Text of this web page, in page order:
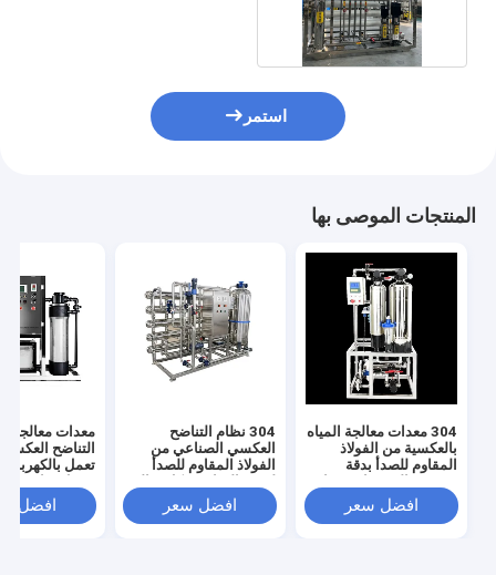
استمر
المنتجات الموصى بها
304 معدات معالجة المياه
بالعكسية من الفولاذ
المقاوم للصدأ بدقة
مدخل المياه 0.3MPAافضل سعر
304 نظام التناضح
العكسي الصناعي من
الفولاذ المقاوم للصدأ
ودائم
افضل سعر
معدات معالجة
التناضح
تعمل
باسكال ودقة
جدًا
افضل